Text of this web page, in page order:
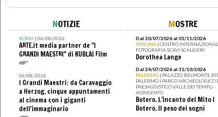
NOTIZIE
ROMA| 06/08/2026
ARTE.it media partner de "I
GRANDI MAESTRI" di KUBLAI Film
06/08/2026
I Grandi Maestri: da Caravaggio
a Herzog, cinque appuntamenti
al cinema con i giganti
dell'immaginario
MOSTRE
Dal 30/07/2026 al 01/11/2026
VERONA | CENTRO
FOTOGRAFIA SCAVI SCALIGERI
Dorothea Lange
Dal 24/07/2026 al 31/10/2026
PALERMO | PALAZZO BELMONTE
PALERMO I PARCO ARCHEOLOGICO
PAESAGGISTICO VALLE DEI TEMPLI -
AGRIGENTO
Botero. L’incanto del Mito I
Botero. Il peso dei sogni